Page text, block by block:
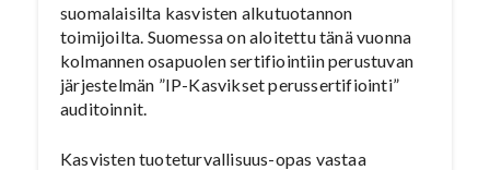
suomalaisilta kasvisten alkutuotannon
toimijoilta. Suomessa on aloitettu tänä vuonna
kolmannen osapuolen sertifiointiin perustuvan
järjestelmän ”IP-Kasvikset perussertifiointi”
auditoinnit.
Kasvisten tuoteturvallisuus-opas vastaa